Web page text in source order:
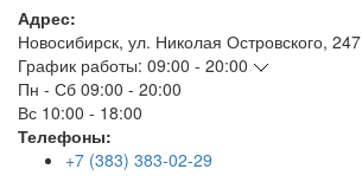
Адрес:
Новосибирск, ул. Николая Островского, 247
График работы: 09:00 - 20:00
Пн - Сб 09:00 - 20:00
Вс 10:00 - 18:00
Телефоны:
+7 (383) 383-02-29